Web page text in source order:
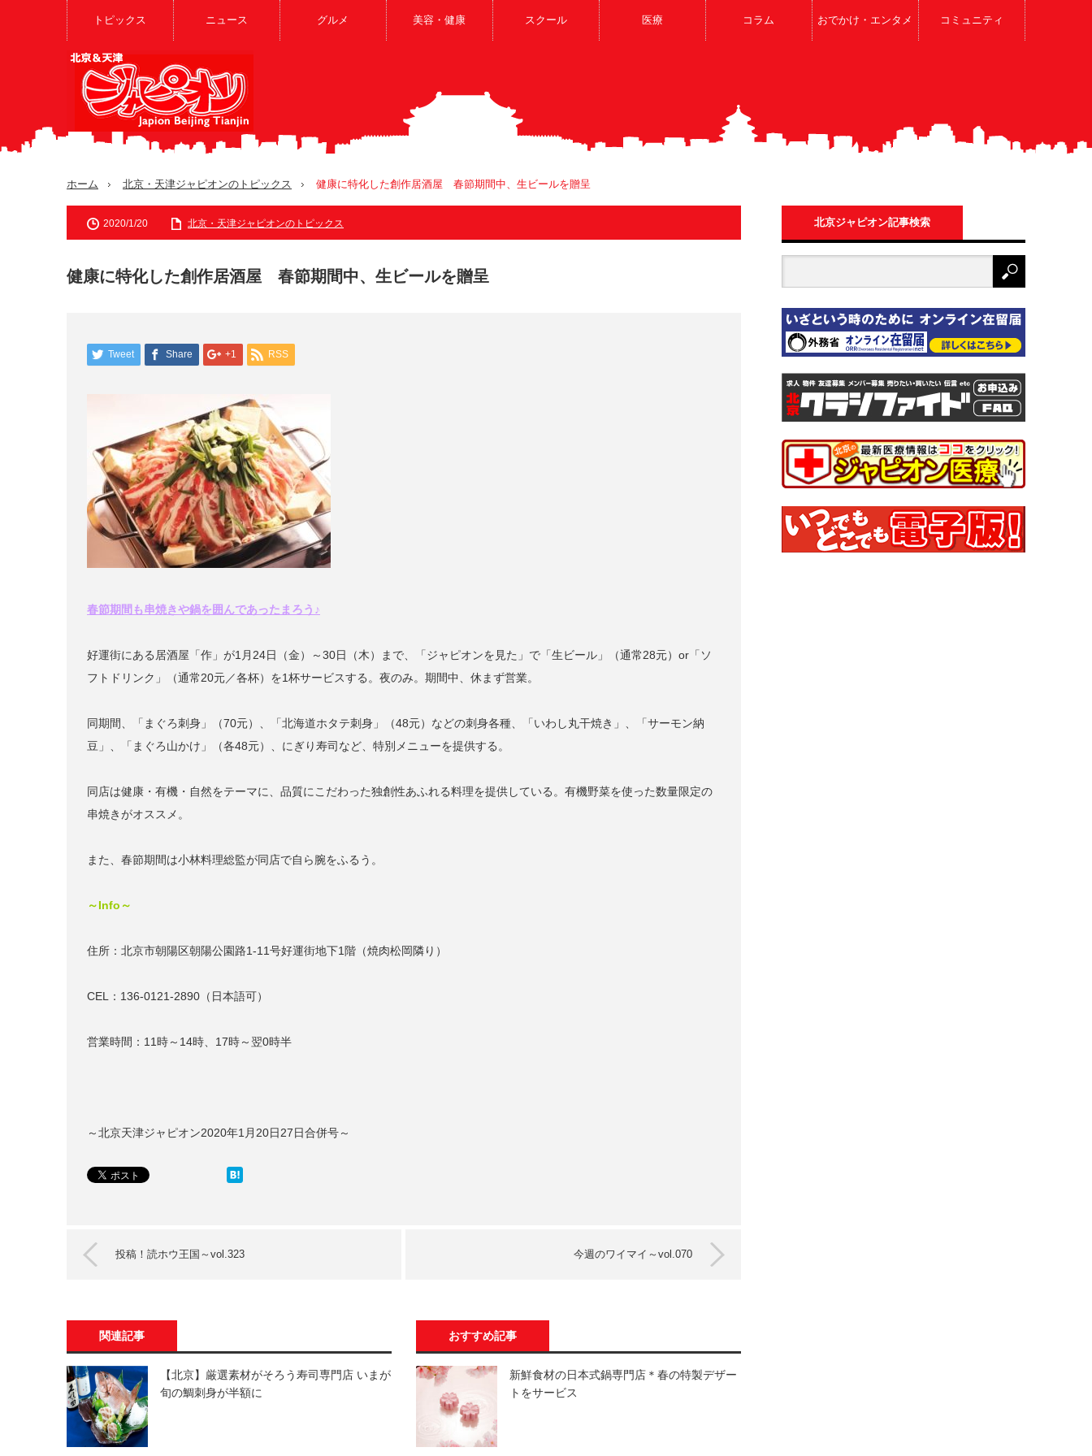
トピックス ニュース グルメ 美容・健康 スクール 医療 コラム おでかけ・エンタメ コミュニティ
ホーム 北京・天津ジャピオンのトピックス 健康に特化した創作居酒屋 春節期間中、生ビールを贈呈
2020/1/20 北京・天津ジャピオンのトピックス
健康に特化した創作居酒屋 春節期間中、生ビールを贈呈
Tweet Share +1 RSS
春節期間も串焼きや鍋を囲んであったまろう ♪
好運街にある居酒屋「作」が1月24日（金）～30日（木）まで、「ジャピオンを見た」で「生ビール」（通常28元）or「ソ
フトドリンク」（通常20元／各杯）を1杯サービスする。夜のみ。期間中、休まず営業。
同期間、「まぐろ刺身」（70元）、「北海道ホタテ刺身」（48元）などの刺身各種、「いわし丸干焼き」、「サーモン納
豆」、「まぐろ山かけ」（各48元）、にぎり寿司など、特別メニューを提供する。
同店は健康・有機・自然をテーマに、品質にこだわった独創性あふれる料理を提供している。有機野菜を使った数量限定の
串焼きがオススメ。
また、春節期間は小林料理総監が同店で自ら腕をふるう。
～Info～
住所：北京市朝陽区朝陽公園路1-11号好運街地下1階（焼肉松岡隣り）
CEL：136-0121-2890（日本語可）
営業時間：11時～14時、17時～翌0時半
～北京天津ジャピオン2020年1月20日27日合併号～
投稿！読ホウ王国～vol.323 今週のワイマイ～vol.070
関連記事
【北京】厳選素材がそろう寿司専門店 いまが
旬の鯛刺身が半額に
おすすめ記事
新鮮食材の日本式鍋専門店＊春の特製デザー
トをサービス
北京ジャピオン記事検索